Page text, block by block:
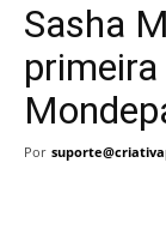
Sasha
Por